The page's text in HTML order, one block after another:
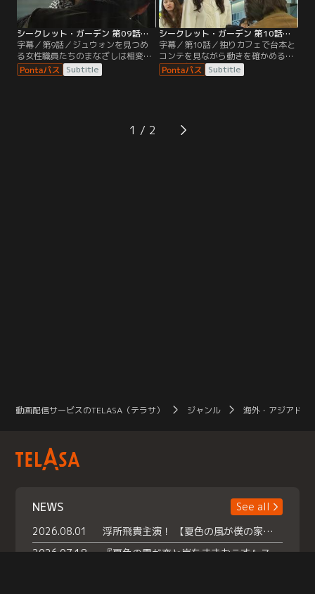
シークレット・ガーデン 第09話／字幕
字幕／第9話／ジュウォンを見つめ
る女性職員たちのまなざしは相変わ
らず熱い。アヨンがジュウォンにア
イコンタクトをするが、ジュウォン
Subtitle
シークレット・ガーデン 第10話／字幕
字幕／第10話／独りカフェで台本と
コンテを見ながら動きを確かめるラ
イムの前にジュウォンが現れ、幼稚
なハートのサインのせいでデパート
Subtitle
1
動画配信サービスのTELASA（テラサ） ジャンル 海外・アジアドラ
NEWS
See all
2026.08.01
浮所飛貴主演！ 【夏色の風が僕の家にやってきた】 本日よりテラサで独占配信スタート！
2026.07.18
『夏色の雲が恋と嵐をまきおこす』スペシャルメイキング 【Part1】2026年７月18日（土）23時30分～配信スタート！話題のシーンの裏側を大公開！豪華キャスト大集合！ 『武宮家 真夏の家族会議』開催！